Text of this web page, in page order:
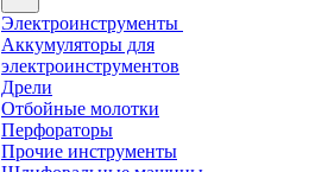
Электроинструменты
Аккумуляторы для
электроинструментов
Дрели
Отбойные молотки
Перфораторы
Прочие инструменты